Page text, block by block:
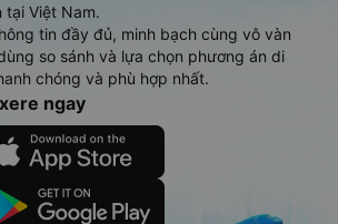
tại Việt Nam.
tin đầy đủ, minh bạch cùng vô vàn
so sánh và lựa chọn phương án di
chóng và phù hợp nhất.
ngay